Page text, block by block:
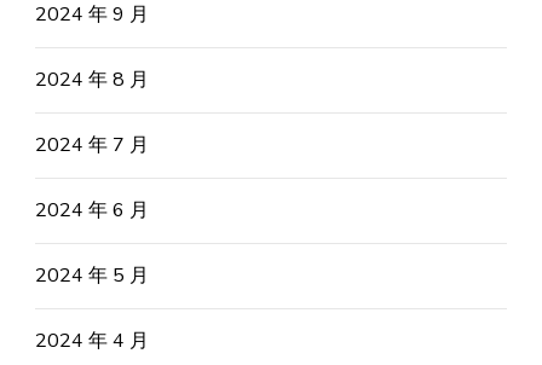
2024 年 9 月
2024 年 8 月
2024 年 7 月
2024 年 6 月
2024 年 5 月
2024 年 4 月